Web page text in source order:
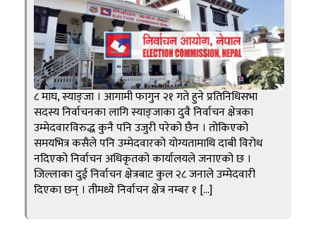
८ माघ, स्याङ्जा । आगामी फागुन २१ गते हुने प्रतिनिधिसभा
सदस्य निर्वाचनका लागि स्याङ्जाका दुवै निर्वाचन क्षेत्रका
उम्मेदवारविरुद्ध कुनै पनि उजुरी परेको छैन । तोकिएको
समयभित्र कसैले पनि उम्मेदवारको योग्यतामाथि दाबी विरोध
नदिएको निर्वाचन अधिकृतको कार्यालयले जनाएको छ ।
जिल्लाका दुई निर्वाचन क्षेत्रबाट कुल २८ जनाले उम्मेदवारी
दिएका छन् । तीमध्ये निर्वाचन क्षेत्र नम्बर १ […]